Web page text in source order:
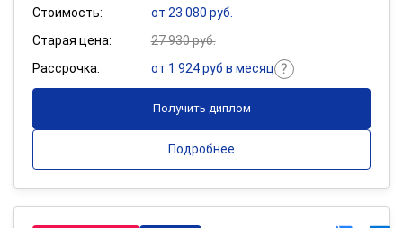
Стоимость:
от 23 080 руб.
Старая цена:
27 930 руб.
Рассрочка:
от 1 924 руб в месяц
Получить диплом
Подробнее